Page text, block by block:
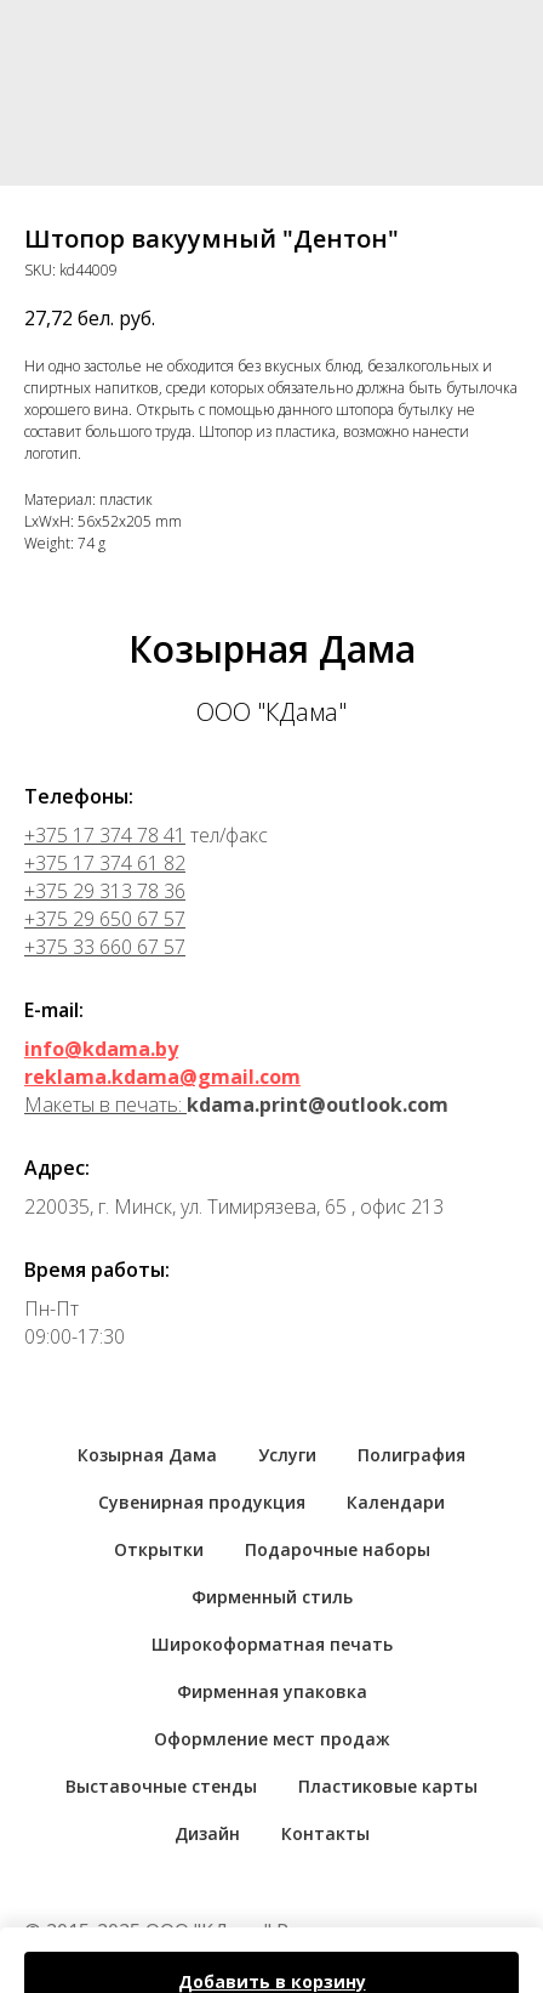
Штопор вакуумный "Дентон"
SKU: kd44009
27,72 бел. руб.
Добавить в корзину
Ни одно застолье не обходится без вкусных блюд, безалкогольных и
спиртных напитков, среди которых обязательно должна быть бутылочка
хорошего вина. Открыть с помощью данного штопора бутылку не
составит большого труда. Штопор из пластика, возможно нанести
логотип.
Материал: пластик
LxWxH: 56x52x205 mm
Weight: 74 g
Козырная Дама
ООО "КДама"
Телефоны:
+375 17 374 78 41 тел/факс
+375 17 374 61 82
+375 29 313 78 36
+375 29 650 67 57
+375 33 660 67 57
E-mail:
info@kdama.by
reklama.kdama@gmail.com
Макеты в печать: kdama.print@outlook.com
Адрес:
220035, г. Минск, ул. Тимирязева, 65 , офис 213
Время работы:
Пн-Пт
09:00-17:30
Козырная Дама Услуги Полиграфия
Сувенирная продукция Календари
Открытки Подарочные наборы
Фирменный стиль
Широкоформатная печать
Фирменная упаковка
Оформление мест продаж
Выставочные стенды Пластиковые карты
Дизайн Контакты
© 2015-2025 ООО "КДама" Рекламно-
производственная компания "Козырная Дама".
Цены на сайте носят справочный характер. Не